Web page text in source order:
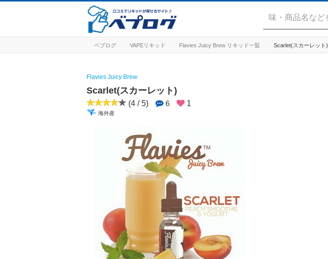
ベプログ VAPEリキッド Flavies Juicy Brew リキッド一覧 Scarlet(スカーレット)
Flavies Juicy Brew
Scarlet(スカーレット)
(4 / 5) 6 1
海外産